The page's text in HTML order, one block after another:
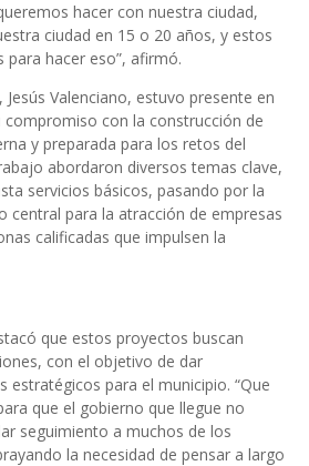
hacer con nuestra ciudad,
ciudad en 15 o 20 años, y estos
hacer eso”, afirmó.
Jesús Valenciano, estuvo presente en
con la construcción de
y preparada para los retos del
abordaron diversos temas clave,
servicios básicos, pasando por la
central para la atracción de empresas
calificadas que impulsen la
que estos proyectos buscan
con el objetivo de dar
estratégicos para el municipio. “Que
que el gobierno que llegue no
seguimiento a muchos de los
la necesidad de pensar a largo